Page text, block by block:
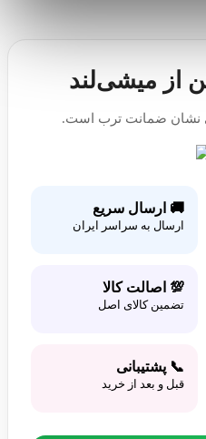
از میشی‌لند
نشان ضمانت ترب است.
🚚 ارسال سریع
ارسال به سراسر ایران
💯 اصالت کالا
تضمین کالای اصل
📞 پشتیبانی
قبل و بعد از خرید